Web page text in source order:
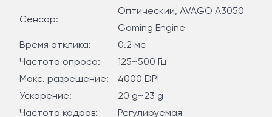
исполнения сложных комбинаций одним кликом.
Сенсор:
Оптический, AVAGO A3050
Gaming Engine
Время отклика:
0.2 мс
Частота опроса:
125~500 Гц
Макс. разрешение:
4000 DPI
Ускорение:
20 g~23 g
Частота кадров:
Регулируемая